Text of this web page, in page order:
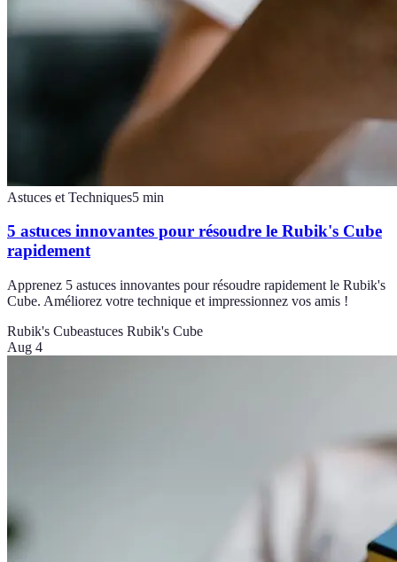
Astuces et Techniques5 min
5 astuces innovantes pour résoudre le Rubik's Cube
rapidement
Apprenez 5 astuces innovantes pour résoudre rapidement le Rubik's
Cube. Améliorez votre technique et impressionnez vos amis !
Rubik's Cubeastuces Rubik's Cube
Aug 4